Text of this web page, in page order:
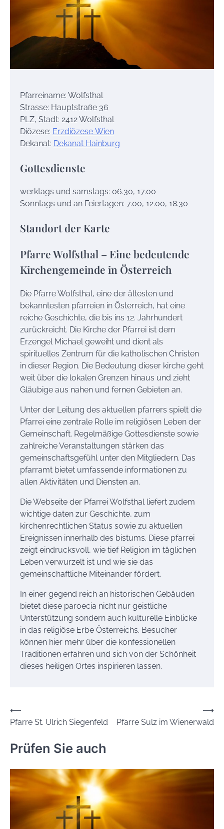
Pfarreiname: Wolfsthal
Strasse: Hauptstraße 36
PLZ, Stadt: 2412 Wolfsthal
Diözese: Erzdiözese Wien
Dekanat: Dekanat Hainburg
Gottesdienste
werktags und samstags: 06.30, 17.00
Sonntags und an Feiertagen: 7.00, 12.00, 18.30
Standort der Karte
Pfarre Wolfsthal – Eine bedeutende
Kirchengemeinde in Österreich
Die Pfarre Wolfsthal, eine der ältesten und
bekanntesten pfarreien in Österreich, hat eine
reiche Geschichte, die bis ins 12. Jahrhundert
zurückreicht. Die Kirche der Pfarrei ist dem
Erzengel Michael geweiht und dient als
spirituelles Zentrum für die katholischen Christen
in dieser Region. Die Bedeutung dieser kirche geht
weit über die lokalen Grenzen hinaus und zieht
Gläubige aus nahen und fernen Gebieten an.
Unter der Leitung des aktuellen pfarrers spielt die
Pfarrei eine zentrale Rolle im religiösen Leben der
Gemeinschaft. Regelmäßige Gottesdienste sowie
zahlreiche Veranstaltungen stärken das
gemeinschaftsgefühl unter den Mitgliedern. Das
pfarramt bietet umfassende informationen zu
allen Aktivitäten und Diensten an.
Die Webseite der Pfarrei Wolfsthal liefert zudem
wichtige daten zur Geschichte, zum
kirchenrechtlichen Status sowie zu aktuellen
Ereignissen innerhalb des bistums. Diese pfarrei
zeigt eindrucksvoll, wie tief Religion im täglichen
Leben verwurzelt ist und wie sie das
gemeinschaftliche Miteinander fördert.
In einer gegend reich an historischen Gebäuden
bietet diese paroecia nicht nur geistliche
Unterstützung sondern auch kulturelle Einblicke
in das religiöse Erbe Österreichs. Besucher
können hier mehr über die konfessionellen
Traditionen erfahren und sich von der Schönheit
dieses heiligen Ortes inspirieren lassen.
Beitrags-
Navigation
⟵
Pfarre St. Ulrich Siegenfeld
Pfarre Sulz im Wienerwald
⟶
Prüfen Sie auch